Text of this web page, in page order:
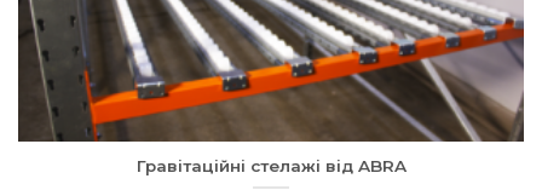
Гравітаційні стелажі від ABRA